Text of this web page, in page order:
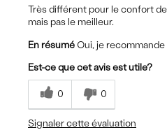
Très différent pour le confort
mais pas le meilleur.
En résumé Oui, je
Est-ce que cet avis est utile?
0 0
Signaler cette évaluation